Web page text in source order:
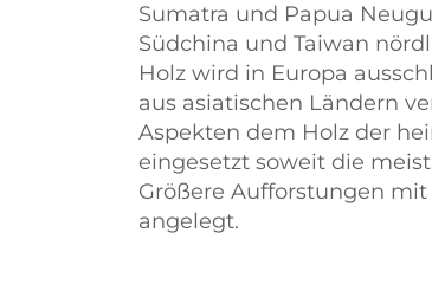
Sumatra und Papua
Südchina und Taiwan
Holz wird in Europa
aus asiatischen Ländern
Aspekten dem Holz der
eingesetzt soweit die
Größere Aufforstungen mit
angelegt.